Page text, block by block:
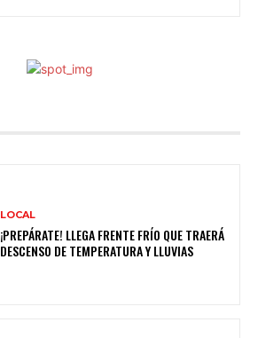
LOCAL
¡PREPÁRATE! LLEGA FRENTE FRÍO QUE TRAERÁ
DESCENSO DE TEMPERATURA Y LLUVIAS